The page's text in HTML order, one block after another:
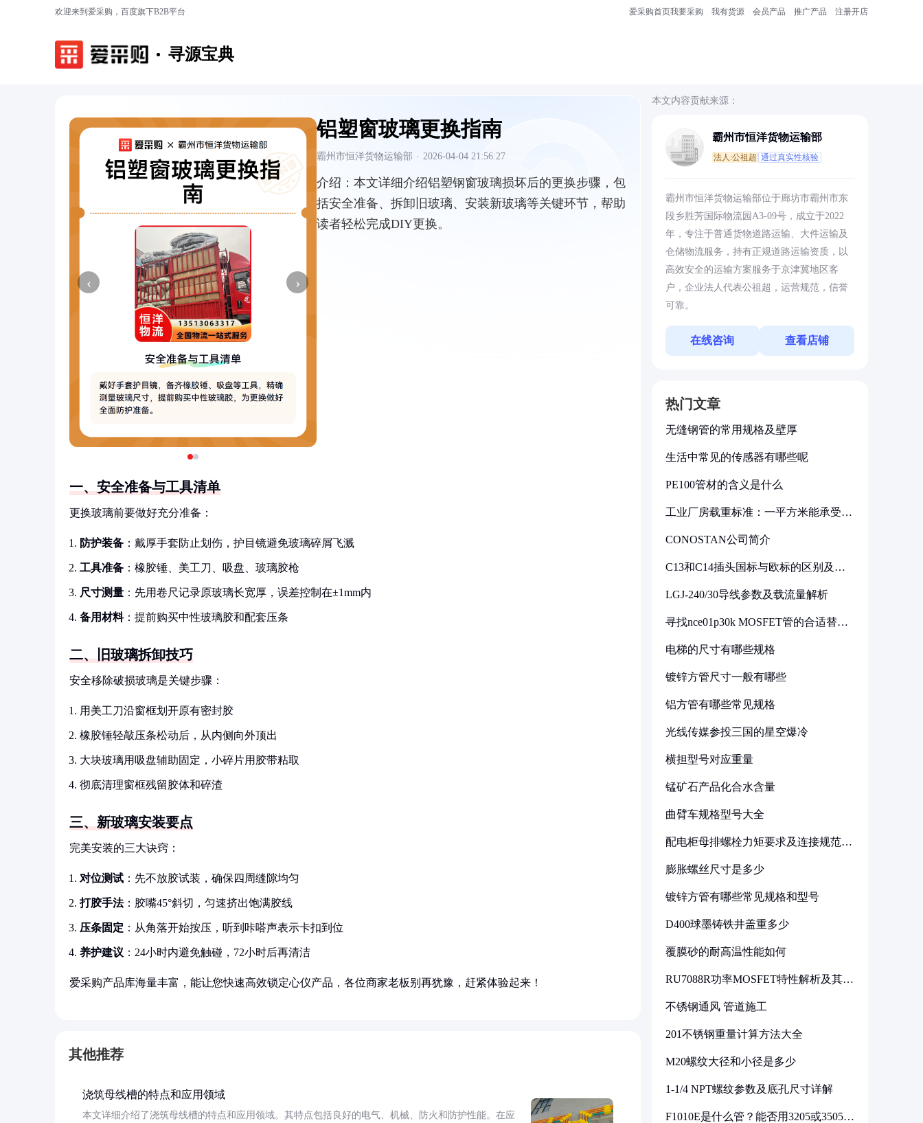
欢迎来到爱采购，百度旗下B2B平台 爱采购首页我要采购 我有货源 会员产品 推广产品 注册开店
寻源宝典
‹ ›
铝塑窗玻璃更换指南
霸州市恒洋货物运输部 · 2026-04-04 21:56:27
介绍： 本文详细介绍铝塑钢窗玻璃损坏后的更换步骤，包
括安全准备、拆卸旧玻璃、安装新玻璃等关键环节，帮助
读者轻松完成DIY更换。
一、安全准备与工具清单
更换玻璃前要做好充分准备：
防护装备 ：戴厚手套防止划伤，护目镜避免玻璃碎屑飞溅
工具准备 ：橡胶锤、美工刀、吸盘、玻璃胶枪
尺寸测量 ：先用卷尺记录原玻璃长宽厚，误差控制在±1mm内
备用材料：提前购买中性玻璃胶和配套压条
二、旧玻璃拆卸技巧
安全移除破损玻璃是关键步骤：
用美工刀沿窗框划开原有密封胶
橡胶锤轻敲压条松动后，从内侧向外顶出
大块玻璃用吸盘辅助固定，小碎片用胶带粘取
彻底清理窗框残留胶体和碎渣
三、新玻璃安装要点
完美安装的三大诀窍：
对位测试 ：先不放胶试装，确保四周缝隙均匀
打胶手法：胶嘴45°斜切，匀速挤出饱满胶线
压条固定 ：从角落开始按压，听到咔嗒声表示卡扣到位
养护建议 ：24小时内避免触碰，72小时后再清洁
爱采购产品库海量丰富，能让您快速高效锁定心仪产品，各位商家老板别再犹豫，赶紧体验起来！
其他推荐
浇筑母线槽的特点和应用领域
本文详细介绍了浇筑母线槽的特点和应用领域。其特点包括良好的电气、机械、防火和防护性能。在应
本文内容贡献来源：
霸州市恒洋货物运输部
法人:公祖超 通过真实性核验
霸州市恒洋货物运输部位于廊坊市霸州市东
段乡胜芳国际物流园A3-09号，成立于2022
年，专注于普通货物道路运输、大件运输及
仓储物流服务，持有正规道路运输资质，以
高效安全的运输方案服务于京津冀地区客
户，企业法人代表公祖超，运营规范，信誉
可靠。
在线咨询 查看店铺
热门文章
无缝钢管的常用规格及壁厚
生活中常见的传感器有哪些呢
PE100管材的含义是什么
工业厂房载重标准：一平方米能承受多
CONOSTAN公司简介
C13和C14插头国标与欧标的区别及其
LGJ-240/30导线参数及载流量解析
寻找nce01p30k MOSFET管的合适替代
电梯的尺寸有哪些规格
镀锌方管尺寸一般有哪些
铝方管有哪些常见规格
光线传媒参投三国的星空爆冷
横担型号对应重量
锰矿石产品化合水含量
曲臂车规格型号大全
配电柜母排螺栓力矩要求及连接规范详
膨胀螺丝尺寸是多少
镀锌方管有哪些常见规格和型号
D400球墨铸铁井盖重多少
覆膜砂的耐高温性能如何
RU7088R功率MOSFET特性解析及其在
不锈钢通风 管道施工
201不锈钢重量计算方法大全
M20螺纹大径和小径是多少
1-1/4 NPT螺纹参数及底孔尺寸详解
F1010E是什么管？能否用3205或3505代